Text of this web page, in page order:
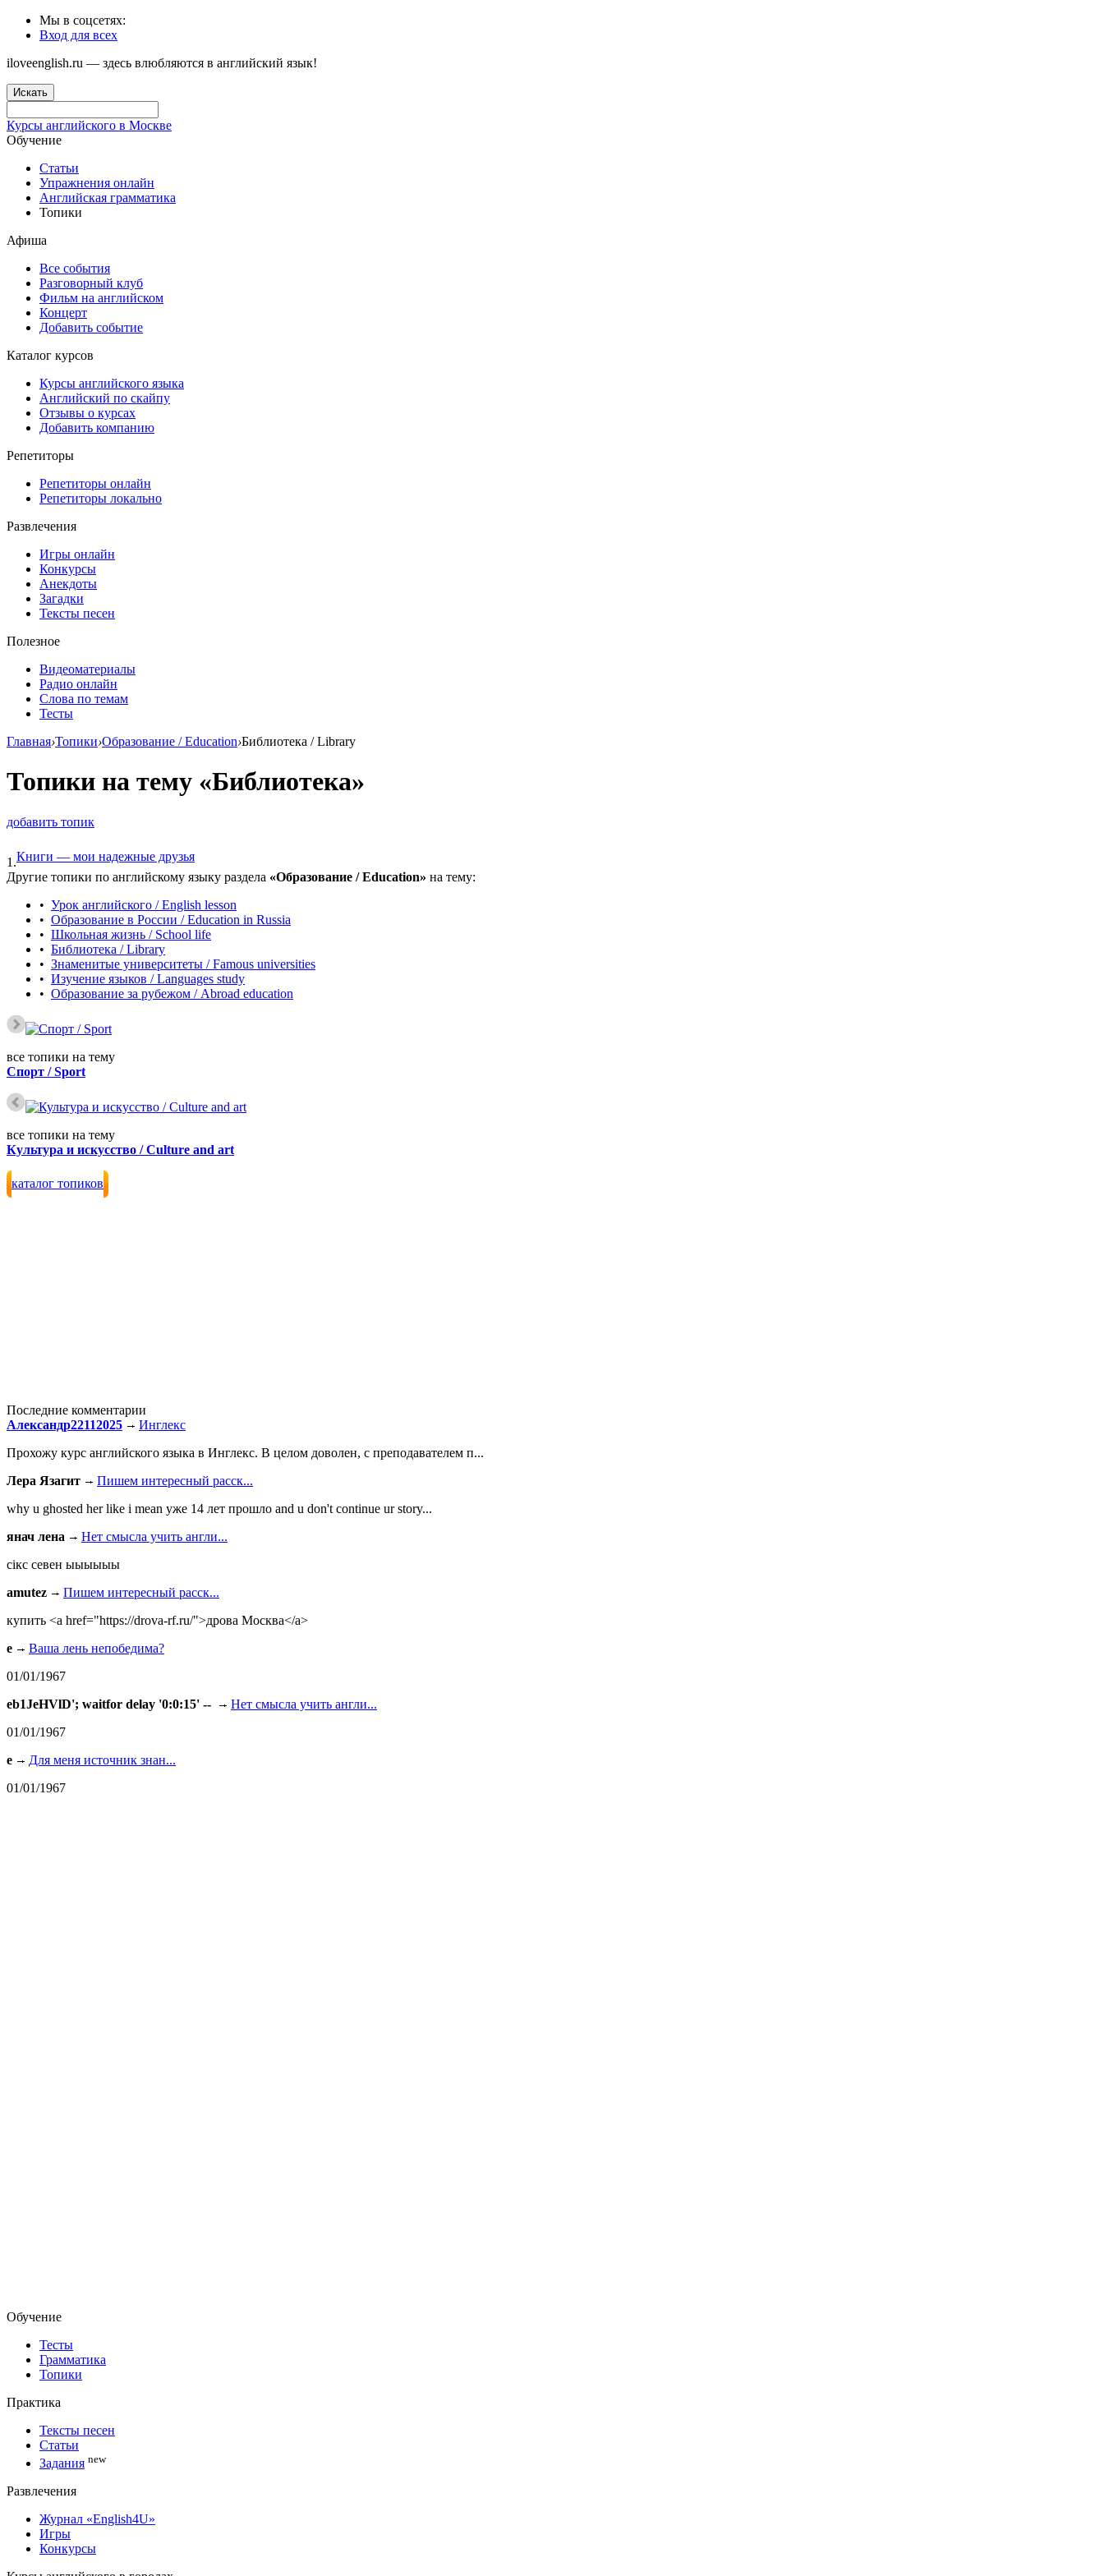
Мы в соцсетях:
Вход для всех
iloveenglish.ru — здесь влюбляются в английский язык!
Искать
Курсы английского в Москве
Обучение
Статьи
Упражнения онлайн
Английская грамматика
Топики
Афиша
Все события
Разговорный клуб
Фильм на английском
Концерт
Добавить событие
Каталог курсов
Курсы английского языка
Английский по скайпу
Отзывы о курсах
Добавить компанию
Репетиторы
Репетиторы онлайн
Репетиторы локально
Развлечения
Игры онлайн
Конкурсы
Анекдоты
Загадки
Тексты песен
Полезное
Видеоматериалы
Радио онлайн
Слова по темам
Тесты
Главная›Топики›Образование / Education›Библиотека / Library
Топики на тему «Библиотека»
добавить топик
1.Книги — мои надежные друзья
Другие топики по английскому языку раздела «Образование / Education» на тему:
• Урок английского / English lesson
• Образование в России / Education in Russia
• Школьная жизнь / School life
• Библиотека / Library
• Знаменитые университеты / Famous universities
• Изучение языков / Languages study
• Образование за рубежом / Abroad education
все топики на тему
Спорт / Sport
все топики на тему
Культура и искусство / Culture and art
каталог топиков
Последние комментарии
Александр22112025
Инглекс
Прохожу курс английского языка в Инглекс. В целом доволен, с преподавателем п...
Лера Язагит
Пишем интересный расск...
why u ghosted her like i mean уже 14 лет прошло and u don't continue ur story...
янач лена
Нет смысла учить англи...
сiкс севен ыыыыыы
amutez
Пишем интересный расск...
купить <a href="https://drova-rf.ru/">дрова Москва</a>
e
Ваша лень непобедима?
01/01/1967
eb1JeHVlD'; waitfor delay '0:0:15' --
Нет смысла учить англи...
01/01/1967
e
Для меня источник знан...
01/01/1967
Обучение
Тесты
Грамматика
Топики
Практика
Тексты песен
Статьи
Задания new
Развлечения
Журнал «English4U»
Игры
Конкурсы